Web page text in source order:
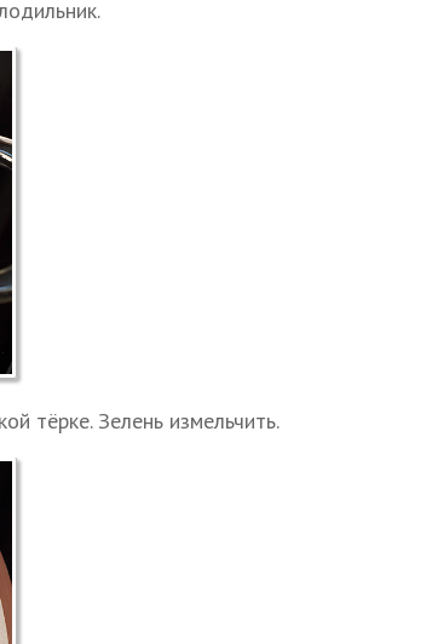
тёрке. Зелень измельчить.